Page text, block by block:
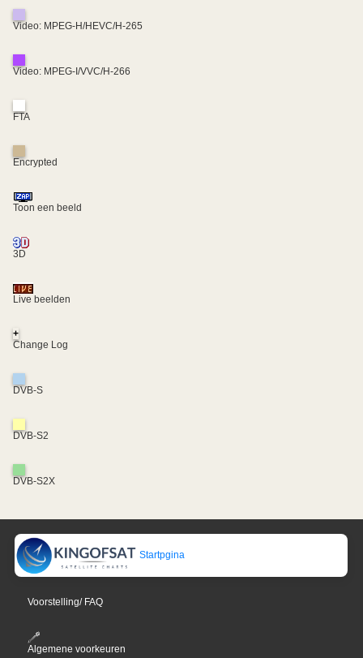
Video: MPEG-H/HEVC/H-265
Video: MPEG-I/VVC/H-266
FTA
Encrypted
Toon een beeld
3D
Live beelden
+
Change Log
DVB-S
DVB-S2
DVB-S2X
Startpgina
Voorstelling/ FAQ
Algemene voorkeuren